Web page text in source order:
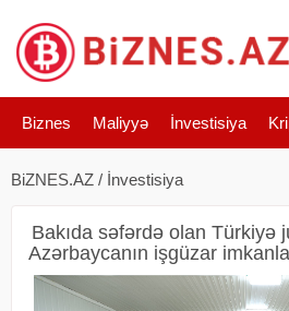
Biznes Maliyyə İnvestisiya
BiZNES.AZ / İnvestisiya
Bakıda səfərdə olan Türkiyə
Azərbaycanın işgüzar